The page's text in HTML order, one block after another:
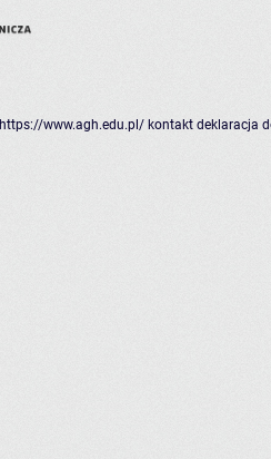
https://www.agh.edu.pl/ kontakt deklaracja